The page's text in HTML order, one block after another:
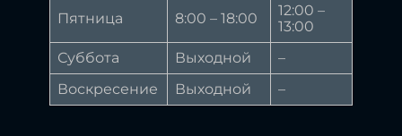
Пятница 8:00 – 18:00
12:00 –
13:00
Суббота
Выходной
–
Воскресение
Выходной –